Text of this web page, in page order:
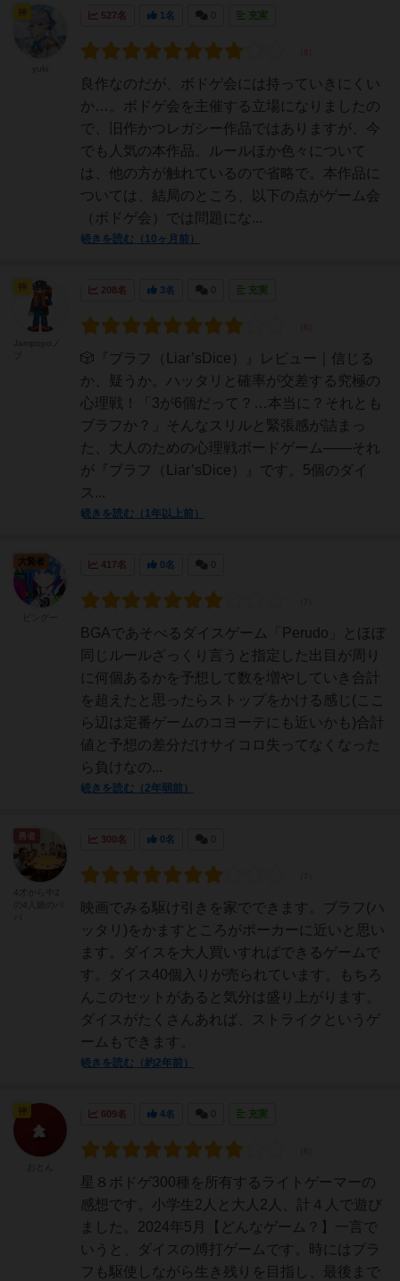
527名 1名 充実
良作なのだが、ボドゲ会には持っていきにくい
か…。ボドゲ会を主催する立場になりましたの
で、旧作かつレガシー作品ではありますが、今
でも人気の本作品。ルールほか色々について
は、他の方が触れているので省略で。本作品に
ついては、結局のところ、以下の点がゲーム会
（ボドゲ会）では問題にな...
続きを読む（10ヶ月前）
神
208名 3名 充実
🎲『ブラフ（Liar’sDice）』レビュー｜信じる
か、疑うか。ハッタリと確率が交差する究極の
心理戦！「3が6個だって？…本当に？それとも
ブラフか？」そんなスリルと緊張感が詰まっ
た、大人のための心理戦ボードゲーム――それ
が『ブラフ（Liar’sDice）』です。5個のダイ
ス...
続きを読む（1年以上前）
417名 0名
BGAであそべるダイスゲーム「Perudo」とほぼ
同じルールざっくり言うと指定した出目が周り
に何個あるかを予想して数を増やしていき合計
を超えたと思ったらストップをかける感じ(ここ
ら辺は定番ゲームのコヨーテにも近いかも)合計
値と予想の差分だけサイコロ失ってなくなった
ら負けなの...
続きを読む（2年弱前）
大賢者
300名 0名
映画でみる駆け引きを家でできます。ブラフ(ハ
ッタリ)をかますところがポーカーに近いと思い
ます。ダイスを大人買いすればできるゲームで
す。ダイス40個入りが売られています。もちろ
んこのセットがあると気分は盛り上がります。
ダイスがたくさんあれば、ストライクというゲ
ームもできます。
続きを読む（約2年前）
609名 4名 充実
星８ボドゲ300種を所有するライトゲーマーの
感想です。小学生2人と大人2人、計４人で遊び
ました。2024年5月【どんなゲーム？】一言で
いうと、ダイスの博打ゲームです。時にはブラ
フも駆使しながら生き残りを目指し、最後まで
神